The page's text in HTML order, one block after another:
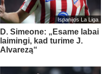
Ispanijos La Liga
D. Simeone: „Esame labai
laimingi, kad turime J.
Alvarezą“